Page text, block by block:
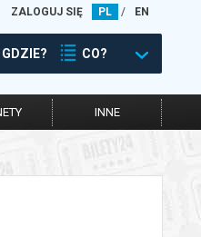
ZALOGUJ SIĘ PL / EN
GDZIE? CO?
INNE